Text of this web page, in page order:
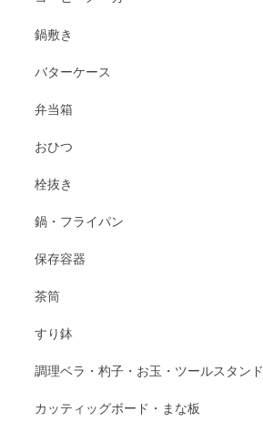
鍋敷き
バターケース
弁当箱
おひつ
栓抜き
鍋・フライパン
保存容器
茶筒
すり鉢
調理ベラ・杓子・お玉・ツールスタンド
カッティッグボード・まな板